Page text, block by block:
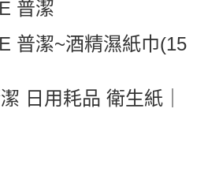
普潔
普潔~酒精濕紙巾(15
日用耗品 衛生紙｜